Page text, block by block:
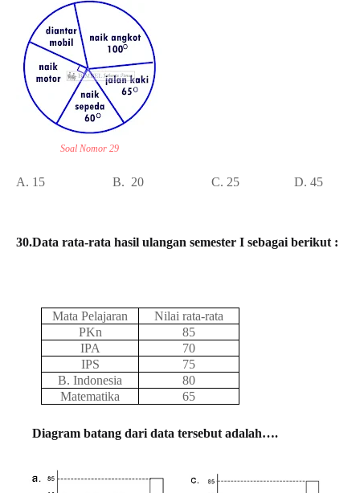
Soal Nomor 29
A. 15 B. 20 C. 25 D. 45
30.Data rata-rata hasil ulangan semester I sebagai berikut :
Mata Pelajaran
Nilai rata-rata
PKn
85
IPA
70
IPS
75
B. Indonesia
80
Matematika
65
Diagram batang dari data tersebut adalah….